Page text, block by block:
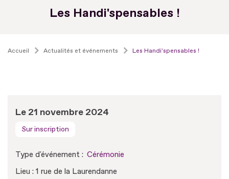
Les Handi'spensables !
Accueil Actualités et événements Les Handi'spensables !
Le 21 novembre 2024
Sur inscription
Type d'événement : Cérémonie
Lieu : 1 rue de la Laurendanne